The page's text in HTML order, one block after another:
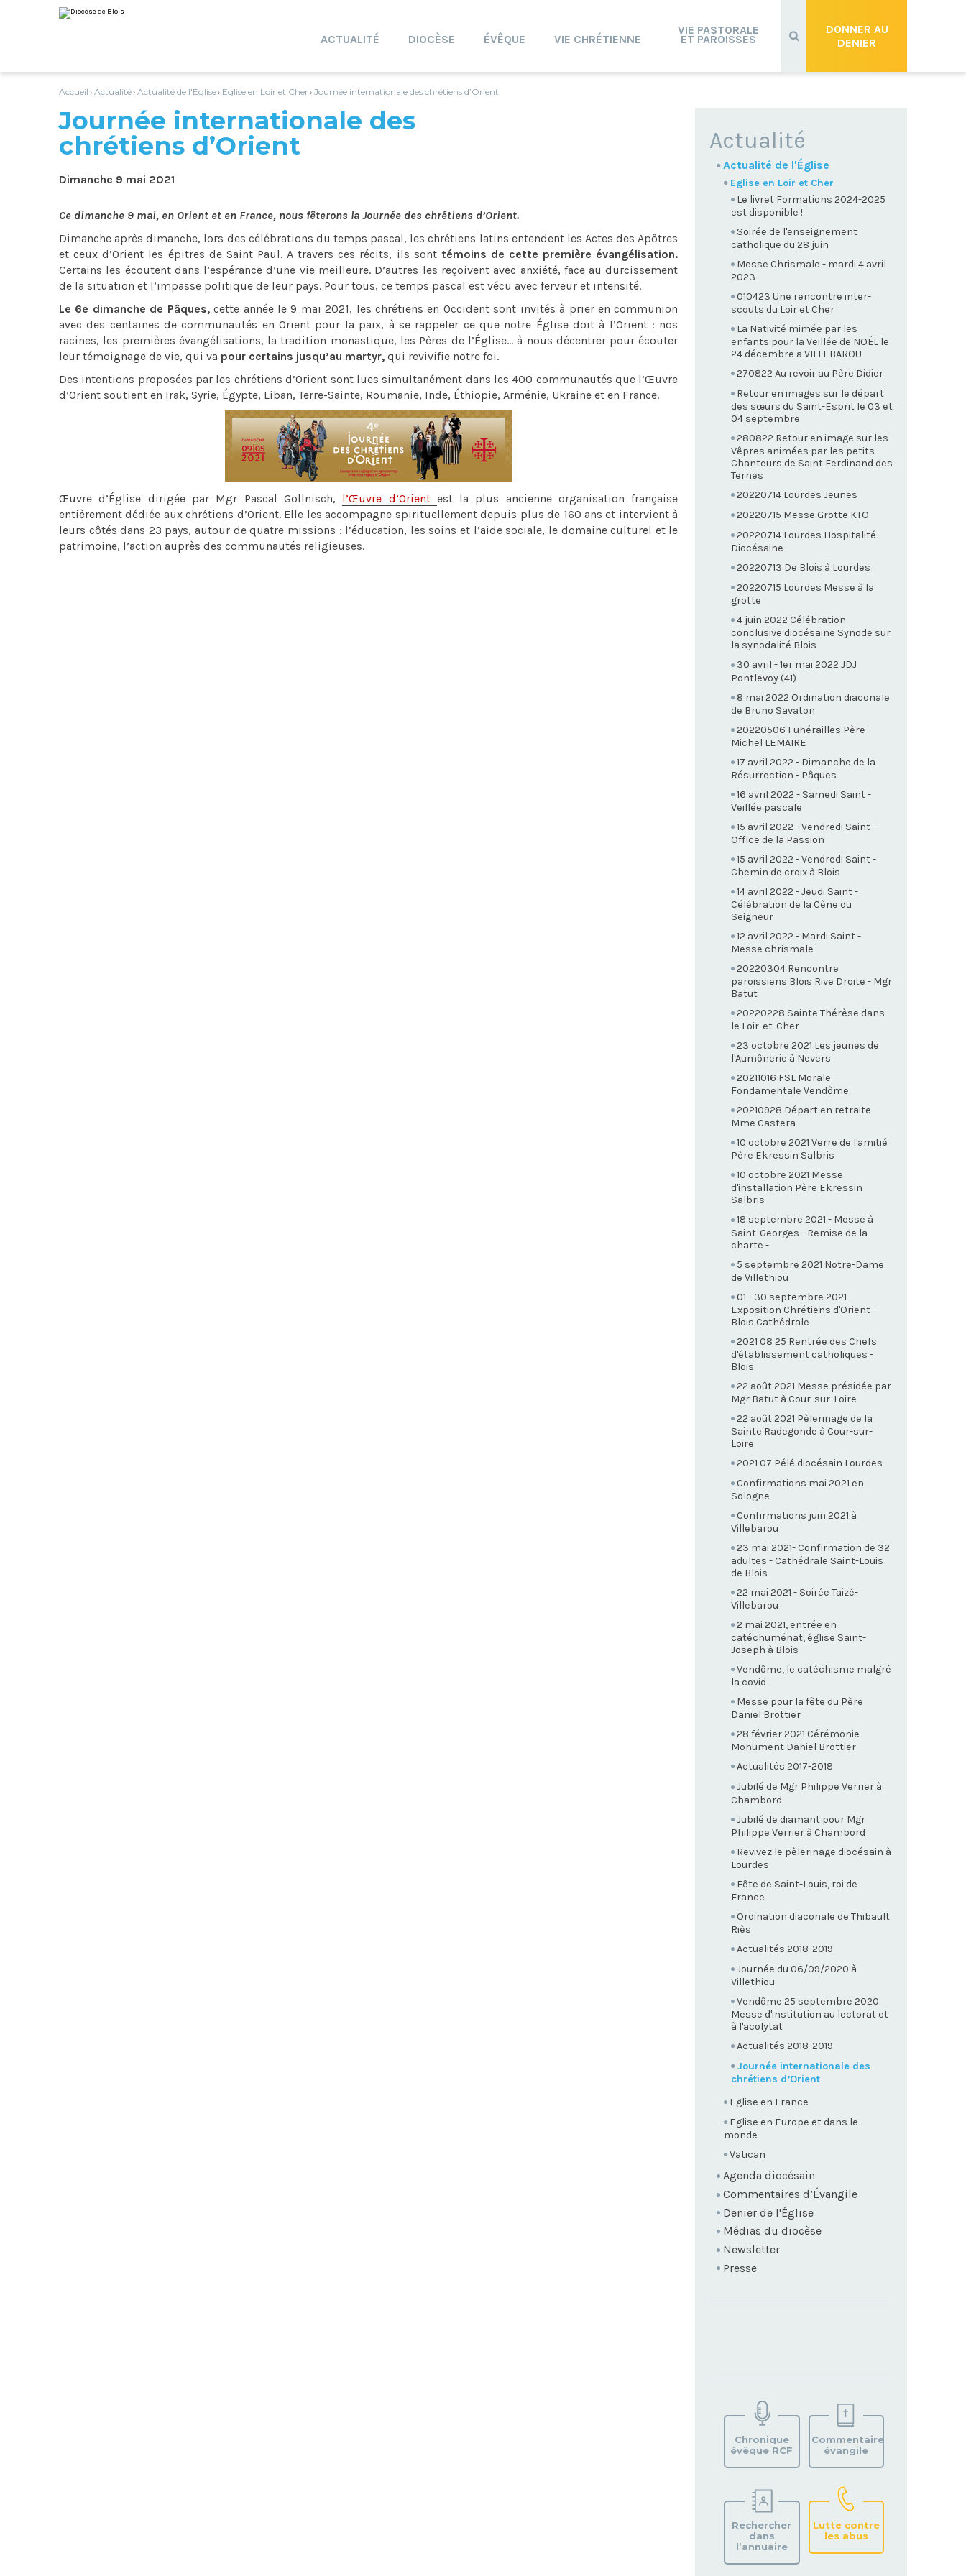
au
contenu.
personnels
DONNER AU
DENIER
ACTUALITÉ DIOCÈSE ÉVÊQUE VIE CHRÉTIENNE
VIE PASTORALE
ET PAROISSES
Accueil › Actualité› Actualité de l'Église› Eglise en Loir et Cher› Journée internationale des chrétiens d’Orient
Journée internationale des
chrétiens d’Orient
Dimanche 9 mai 2021
Ce dimanche 9 mai, en Orient et en France, nous fêterons la Journée des chrétiens d’Orient.
Dimanche après dimanche, lors des célébrations du temps pascal, les chrétiens latins entendent les Actes des Apôtres
et ceux d’Orient les épitres de Saint Paul. A travers ces récits, ils sont témoins de cette première évangélisation.
Certains les écoutent dans l’espérance d’une vie meilleure. D’autres les reçoivent avec anxiété, face au durcissement
de la situation et l’impasse politique de leur pays. Pour tous, ce temps pascal est vécu avec ferveur et intensité.
Le 6e dimanche de Pâques,cette année le 9 mai 2021, les chrétiens en Occident sont invités à prier en communion
avec des centaines de communautés en Orient pour la paix, à se rappeler ce que notre Église doit à l’Orient : nos
racines, les premières évangélisations, la tradition monastique, les Pères de l’Église... à nous décentrer pour écouter
leur témoignage de vie, qui va pour certains jusqu’au martyr, qui revivifie notre foi.
Des intentions proposées par les chrétiens d’Orient sont lues simultanément dans les 400 communautés que l’Œuvre
d’Orient soutient en Irak, Syrie, Égypte, Liban, Terre-Sainte, Roumanie, Inde, Éthiopie, Arménie, Ukraine et en France.
Œuvre d’Église dirigée par Mgr Pascal Gollnisch, l’Œuvre d’Orient est la plus ancienne organisation française
entièrement dédiée aux chrétiens d’Orient. Elle les accompagne spirituellement depuis plus de 160 ans et intervient à
leurs côtés dans 23 pays, autour de quatre missions : l’éducation, les soins et l’aide sociale, le domaine culturel et le
patrimoine, l’action auprès des communautés religieuses.
NAVIGATION
Actualité
Actualité de l'Église
Eglise en Loir et Cher
Le livret Formations 2024-2025
est disponible !
Soirée de l'enseignement
catholique du 28 juin
Messe Chrismale - mardi 4 avril
2023
010423 Une rencontre inter-
scouts du Loir et Cher
La Nativité mimée par les
enfants pour la Veillée de NOËL le
24 décembre a VILLEBAROU
270822 Au revoir au Père Didier
Retour en images sur le départ
des sœurs du Saint-Esprit le 03 et
04 septembre
280822 Retour en image sur les
Vêpres animées par les petits
Chanteurs de Saint Ferdinand des
Ternes
20220714 Lourdes Jeunes
20220715 Messe Grotte KTO
20220714 Lourdes Hospitalité
Diocésaine
20220713 De Blois à Lourdes
20220715 Lourdes Messe à la
grotte
4 juin 2022 Célébration
conclusive diocésaine Synode sur
la synodalité Blois
30 avril - 1er mai 2022 JDJ
Pontlevoy (41)
8 mai 2022 Ordination diaconale
de Bruno Savaton
20220506 Funérailles Père
Michel LEMAIRE
17 avril 2022 - Dimanche de la
Résurrection - Pâques
16 avril 2022 - Samedi Saint -
Veillée pascale
15 avril 2022 - Vendredi Saint -
Office de la Passion
15 avril 2022 - Vendredi Saint -
Chemin de croix à Blois
14 avril 2022 - Jeudi Saint -
Célébration de la Cène du
Seigneur
12 avril 2022 - Mardi Saint -
Messe chrismale
20220304 Rencontre
paroissiens Blois Rive Droite - Mgr
Batut
20220228 Sainte Thérèse dans
le Loir-et-Cher
23 octobre 2021 Les jeunes de
l'Aumônerie à Nevers
20211016 FSL Morale
Fondamentale Vendôme
20210928 Départ en retraite
Mme Castera
10 octobre 2021 Verre de l'amitié
Père Ekressin Salbris
10 octobre 2021 Messe
d'installation Père Ekressin
Salbris
18 septembre 2021 - Messe à
Saint-Georges - Remise de la
charte -
5 septembre 2021 Notre-Dame
de Villethiou
01 - 30 septembre 2021
Exposition Chrétiens d'Orient -
Blois Cathédrale
2021 08 25 Rentrée des Chefs
d'établissement catholiques -
Blois
22 août 2021 Messe présidée par
Mgr Batut à Cour-sur-Loire
22 août 2021 Pèlerinage de la
Sainte Radegonde à Cour-sur-
Loire
2021 07 Pélé diocésain Lourdes
Confirmations mai 2021 en
Sologne
Confirmations juin 2021 à
Villebarou
23 mai 2021- Confirmation de 32
adultes - Cathédrale Saint-Louis
de Blois
22 mai 2021 - Soirée Taizé-
Villebarou
2 mai 2021, entrée en
catéchuménat, église Saint-
Joseph à Blois
Vendôme, le catéchisme malgré
la covid
Messe pour la fête du Père
Daniel Brottier
28 février 2021 Cérémonie
Monument Daniel Brottier
Actualités 2017-2018
Jubilé de Mgr Philippe Verrier à
Chambord
Jubilé de diamant pour Mgr
Philippe Verrier à Chambord
Revivez le pèlerinage diocésain à
Lourdes
Fête de Saint-Louis, roi de
France
Ordination diaconale de Thibault
Riès
Actualités 2018-2019
Journée du 06/09/2020 à
Villethiou
Vendôme 25 septembre 2020
Messe d'institution au lectorat et
à l'acolytat
Actualités 2018-2019
Journée internationale des
chrétiens d’Orient
Eglise en France
Eglise en Europe et dans le
monde
Vatican
Agenda diocésain
Commentaires d’Évangile
Denier de l'Église
Médias du diocèse
Newsletter
Presse
VOTRE
PAROISSE
Chronique
évêque RCF
Commentaire
évangile
Rechercher
dans
l’annuaire
Lutte contre
les abus